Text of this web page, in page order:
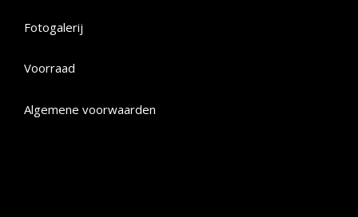
Fotogalerij
Voorraad
Algemene voorwaarden